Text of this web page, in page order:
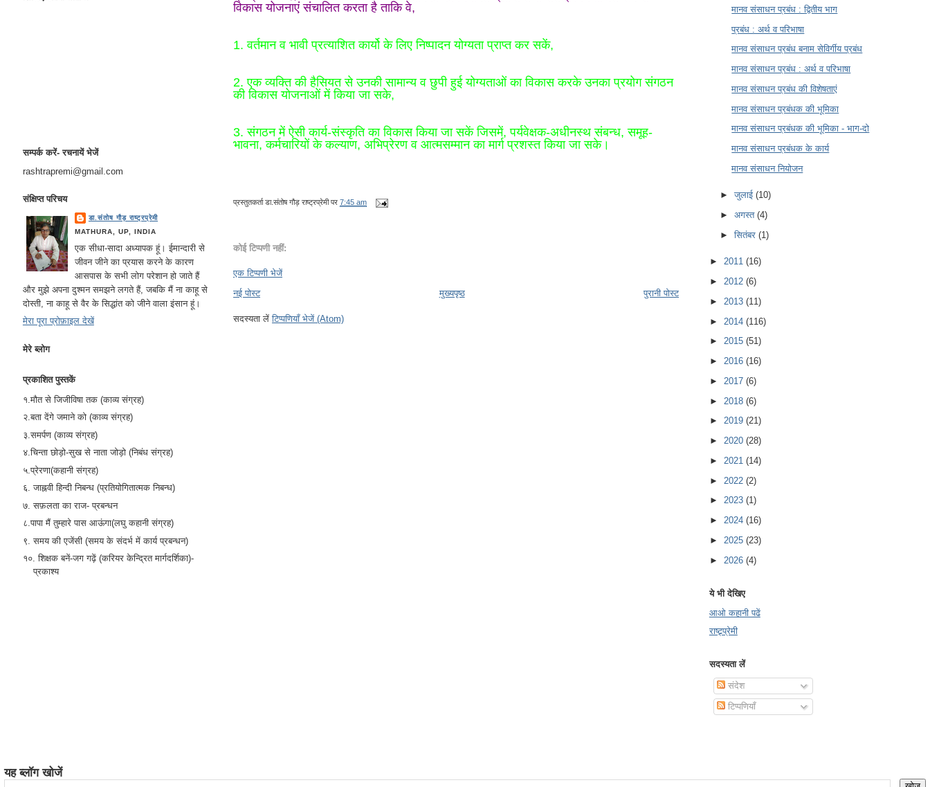
सम्पर्क करें- रचनायें भेजें
rashtrapremi@gmail.com
संक्षिप्त परिचय
डा.संतोष गौड़ राष्ट्रप्रेमी
MATHURA, UP, INDIA
एक सीधा-सादा अध्यापक हूं। ईमान्दारी से
जीवन जीने का प्रयास करने के कारण
आसपास के सभी लोग परेशान हो जाते हैं
और मुझे अपना दुश्मन समझने लगते हैं, जबकि मैं ना काहू से
दोस्ती, ना काहू से वैर के सिद्धांत को जीने वाला इंसान हूं।
मेरा पूरा प्रोफ़ाइल देखें
मेरे ब्लोग
प्रकाशित पुस्तकें
१.मौत से जिजीविषा तक (काव्य संग्रह)
२.बता देंगे जमाने को (काव्य संग्रह)
३.समर्पण (काव्य संग्रह)
४.चिन्ता छोड़ो-सुख से नाता जोड़ो (निबंध संग्रह)
५.प्रेरणा(कहानी संग्रह)
६. जाह्नवी हिन्दी निबन्ध (प्रतियोगितात्मक निबन्ध)
७. सफ़लता का राज- प्रबन्धन
८.पापा मैं तुम्हारे पास आऊंगा(लघु कहानी संग्रह)
९. समय की एजेंसी (समय के संदर्भ में कार्य प्रबन्धन)
१०. शिक्षक बनें-जग गढ़ें (करियर केन्द्रित मार्गदर्शिका)-
प्रकाश्य
विकास योजनाएं संचालित करता है ताकि वे,
1. वर्तमान व भावी प्रत्याशित कार्यो के लिए निष्पादन योग्यता प्राप्त कर सकें,
2. एक व्यक्ति की हैसियत से उनकी सामान्य व छुपी हुई योग्यताओं का विकास करके उनका प्रयोग संगठन
की विकास योजनाओं में किया जा सके,
3. संगठन में ऐसी कार्य-संस्कृति का विकास किया जा सकें जिसमें, पर्यवेक्षक-अधीनस्थ संबन्ध, समूह-
भावना, कर्मचारियों के कल्याण, अभिप्रेरण व आत्मसम्मान का मार्ग प्रशस्त किया जा सके।
प्रस्तुतकर्ताडा.संतोष गौड़ राष्ट्रप्रेमी पर7:45 am
कोई टिप्पणी नहीं:
एक टिप्पणी भेजें
नई पोस्ट
पुरानी पोस्ट
मुख्यपृष्ठ
सदस्यता लेंटिप्पणियाँ भेजें (Atom)
मानव संसाधन प्रबंध : द्वितीय भाग
प्रबंध : अर्थ व परिभाषा
मानव संसाधन प्रबंध बनाम सेविर्गीय प्रबंध
मानव संसाधन प्रबंध : अर्थ व परिभाषा
मानव संसाधन प्रबंध की विशेषताएं
मानव संसाधन प्रबंधक की भूमिका
मानव संसाधन प्रबंधक की भूमिका - भाग-दो
मानव संसाधन प्रबंधक के कार्य
मानव संसाधन नियोजन
►जुलाई(10)
►अगस्त(4)
►सितंबर(1)
► 2011 (16)
► 2012 (6)
► 2013 (11)
► 2014 (116)
► 2015 (51)
► 2016 (16)
► 2017 (6)
► 2018 (6)
► 2019 (21)
► 2020 (28)
► 2021 (14)
► 2022 (2)
► 2023 (1)
► 2024 (16)
► 2025 (23)
► 2026 (4)
ये भी देखिए
आओ कहानी पढें
राष्ट्र्प्रेमी
सदस्यता लें
संदेश
टिप्पणियाँ
यह ब्लॉग खोजें